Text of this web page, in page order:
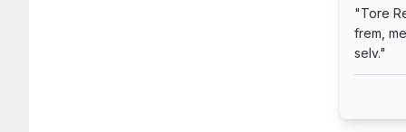
«
«hele
"Tore
frem,
selv."